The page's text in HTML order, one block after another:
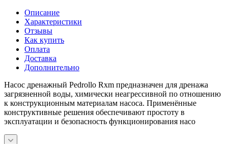
Описание
Характеристики
Отзывы
Как купить
Оплата
Доставка
Дополнительно
Насос дренажный Pedrollo Rxm предназначен для дренажа
загрязненной воды, химически неагрессивной по отношению
к конструкционным материалам насоса. Применённые
конструктивные решения обеспечивают простоту в
эксплуатации и безопасность функционирования насо